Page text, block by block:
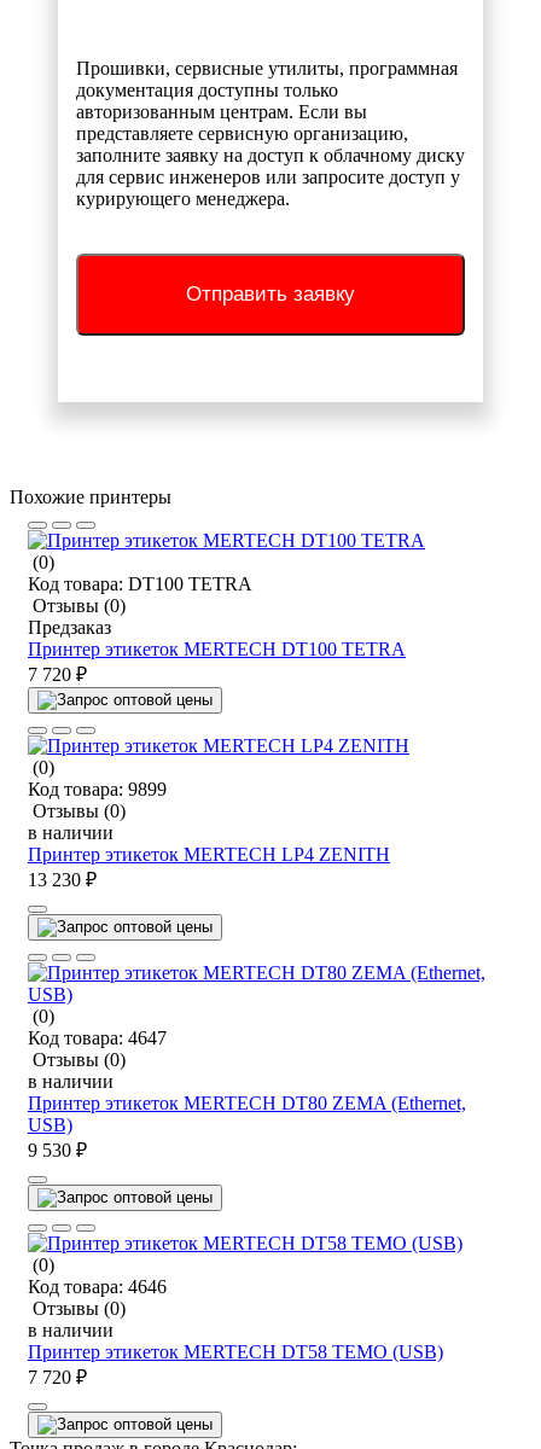
Прошивки, сервисные утилиты, программная
документация доступны только
авторизованным центрам. Если вы
представляете сервисную организацию,
заполните заявку на доступ к облачному диску
для сервис инженеров или запросите доступ у
курирующего менеджера.
Отправить заявку
Похожие принтеры
(0)
Код товара: DT100 TETRA
Отзывы (0)
Предзаказ
Принтер этикеток MERTECH DT100 TETRA
7 720 ₽
(0)
Код товара: 9899
Отзывы (0)
в наличии
Принтер этикеток MERTECH LP4 ZENITH
13 230 ₽
(0)
Код товара: 4647
Отзывы (0)
в наличии
Принтер этикеток MERTECH DT80 ZEMA (Ethernet,
USB)
9 530 ₽
(0)
Код товара: 4646
Отзывы (0)
в наличии
Принтер этикеток MERTECH DT58 TEMO (USB)
7 720 ₽